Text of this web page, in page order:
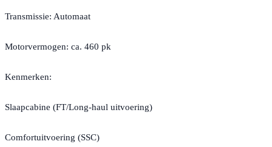
Transmissie: Automaat
Motorvermogen: ca. 460 pk
Kenmerken:
Slaapcabine (FT/Long-haul uitvoering)
Comfortuitvoering (SSC)